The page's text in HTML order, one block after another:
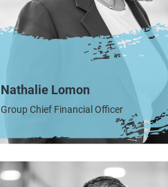
Nathalie Lomon
Group Chief Financial Officer